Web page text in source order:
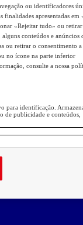
ou identificadores
finalidades apresentadas em
«Rejeitar tudo» ou
alguns conteúdos e anúncios
ou retirar o consentimento a
no ícone na parte inferior
consulte a nossa
para identificação.
de publicidade e conteúdos,